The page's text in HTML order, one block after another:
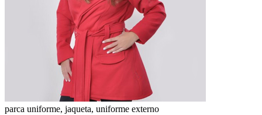
parca uniforme, jaqueta, uniforme externo